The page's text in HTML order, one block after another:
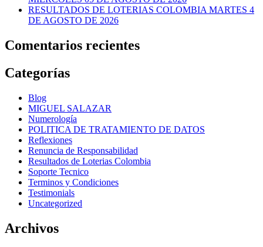
RESULTADOS DE LOTERIAS COLOMBIA MARTES 4
DE AGOSTO DE 2026
Comentarios recientes
Categorías
Blog
MIGUEL SALAZAR
Numerología
POLITICA DE TRATAMIENTO DE DATOS
Reflexiones
Renuncia de Responsabilidad
Resultados de Loterias Colombia
Soporte Tecnico
Terminos y Condiciones
Testimonials
Uncategorized
Archivos